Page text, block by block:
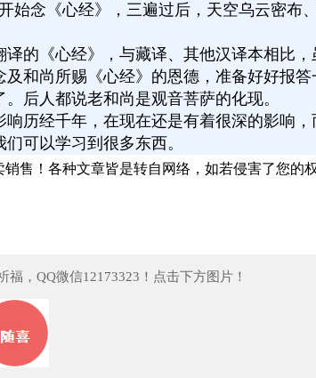
始念《心经》，三遍过后，天空乌云密布
的《心经》，与藏译、其他汉译本相比
和尚所赐《心经》的恩德，准备好好报
后人都说老和尚是观音菩萨的化现。
历经千年，在现在还是有着很深的影响
可以学习到很多东西。
售！ 各种文章皆是转自网络，如若侵害了您的
，QQ微信12173323！点击下方图片！